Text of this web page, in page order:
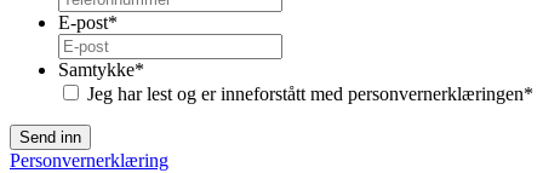
E-post*
Samtykke*
Jeg har lest og er inneforstått med personvernerklæringen*
Send inn
Personvernerklæring